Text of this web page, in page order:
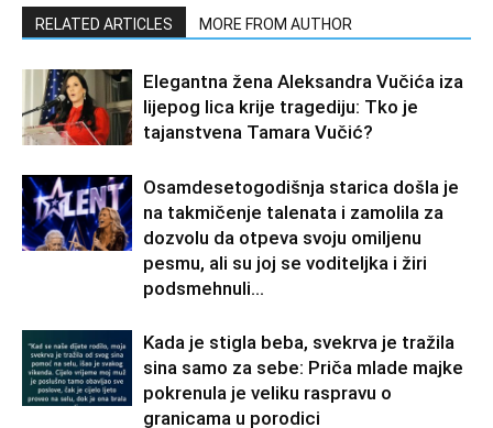
RELATED ARTICLES MORE FROM AUTHOR
Elegantna žena Aleksandra Vučića iza
lijepog lica krije tragediju: Tko je
tajanstvena Tamara Vučić?
Osamdesetogodišnja starica došla je
na takmičenje talenata i zamolila za
dozvolu da otpeva svoju omiljenu
pesmu, ali su joj se voditeljka i žiri
podsmehnuli...
Kada je stigla beba, svekrva je tražila
sina samo za sebe: Priča mlade majke
pokrenula je veliku raspravu o
granicama u porodici